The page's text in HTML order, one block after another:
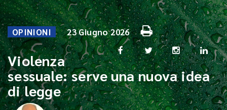
OPINIONI 23 Giugno 2026
Violenza
sessuale: serve una nuova idea
di legge